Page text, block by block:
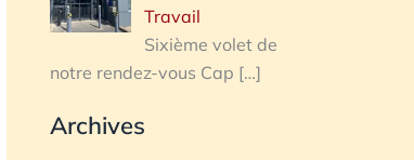
Travail
Sixième volet de
notre rendez-vous Cap […]
Archives